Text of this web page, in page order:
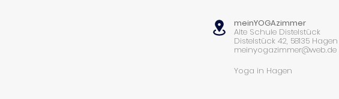
meinYOGAzimmer
Alte Schule Distelstück
Distelstück 42, 58135 Hagen
meinyogazimmer@web.de
Yoga in Hagen